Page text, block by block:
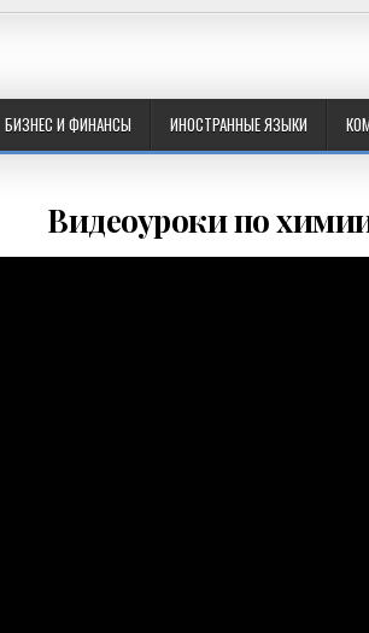
БИЗНЕС И ФИНАНСЫ ИНОСТРАННЫЕ ЯЗЫКИ
Видеоуроки по